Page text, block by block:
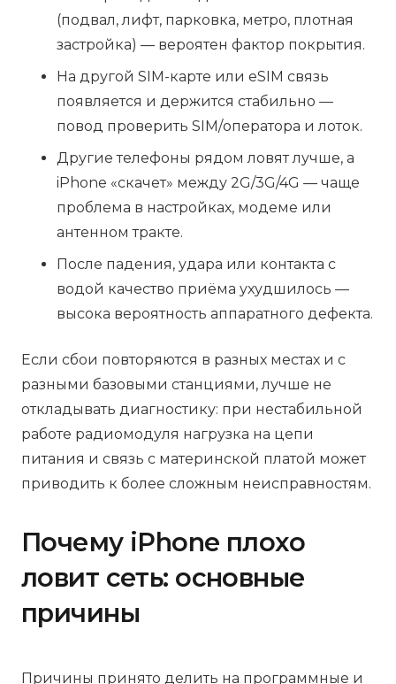
(подвал, лифт, парковка, метро, плотная
застройка) — вероятен фактор покрытия.
На другой SIM-карте или eSIM связь
появляется и держится стабильно —
повод проверить SIM/оператора и лоток.
Другие телефоны рядом ловят лучше, а
iPhone «скачет» между 2G/3G/4G — чаще
проблема в настройках, модеме или
антенном тракте.
После падения, удара или контакта с
водой качество приёма ухудшилось —
высока вероятность аппаратного дефекта.
Если сбои повторяются в разных местах и с
разными базовыми станциями, лучше не
откладывать диагностику: при нестабильной
работе радиомодуля нагрузка на цепи
питания и связь с материнской платой может
приводить к более сложным неисправностям.
Почему iPhone плохо
ловит сеть: основные
причины
Причины принято делить на программные и